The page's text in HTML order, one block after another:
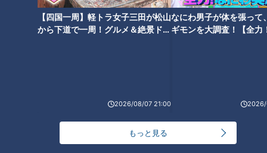
【四国一周】軽トラ女子三田が松山
から下道で一周！グルメ＆絶景ドラ
2026/08/07 21:00
なにわ男子が体を張って
ギモンを大調査！【全力
2026/
もっと見る
CBCテレビ『花咲かタイムズ』